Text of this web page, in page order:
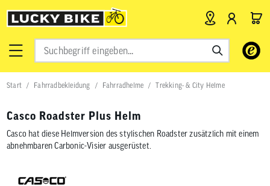
Verwende
Pfeile
nach
das
Start Fahrradbekleidung Fahrradhelme Trekking- & City Helme
Casco Roadster Plus Helm
Casco hat diese Helmversion des stylischen Roadster zusätzlich mit einem
abnehmbaren Carbonic-Visier ausgerüstet.